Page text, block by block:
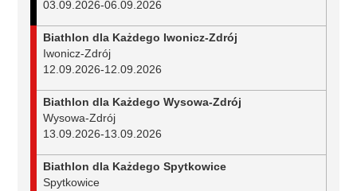
03.09.2026-06.09.2026
Biathlon dla Każdego Iwonicz-Zdrój
Iwonicz-Zdrój
12.09.2026-12.09.2026
Biathlon dla Każdego Wysowa-Zdrój
Wysowa-Zdrój
13.09.2026-13.09.2026
Biathlon dla Każdego Spytkowice
Spytkowice